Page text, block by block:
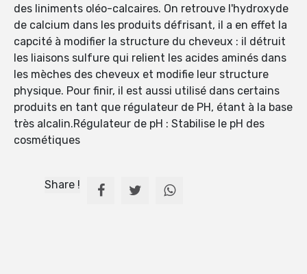
des liniments oléo-calcaires. On retrouve l'hydroxyde
de calcium dans les produits défrisant, il a en effet la
capcité à modifier la structure du cheveux : il détruit
les liaisons sulfure qui relient les acides aminés dans
les mèches des cheveux et modifie leur structure
physique. Pour finir, il est aussi utilisé dans certains
produits en tant que régulateur de PH, étant à la base
très alcalin.Régulateur de pH : Stabilise le pH des
cosmétiques
Share !